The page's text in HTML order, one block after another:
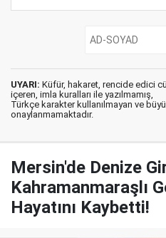
UYARI: Küfür, hakaret, rencide edici
içeren, imla kuralları ile yazılmamış,
Türkçe karakter kullanılmayan ve
onaylanmamaktadır.
Mersin'de Denize
Kahramanmaraşlı
Hayatını Kaybetti!